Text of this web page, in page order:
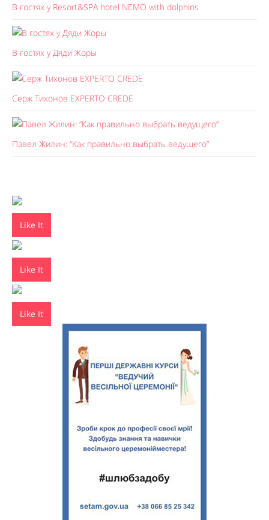
В гостях у Resort&SPA hotel NEMO with dolphins
В гостях у Дяди Жоры
Серж Тихонов EXPERTO CREDE
Павел Жилин: “Как правильно выбрать ведущего”
Like It
Like It
Like It